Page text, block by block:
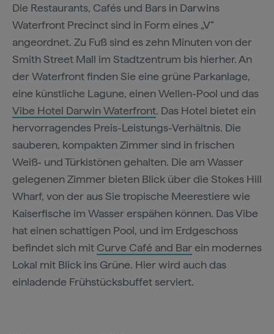
Die Restaurants, Cafés und Bars in Darwins
Waterfront Precinct sind in Form eines „V“
angeordnet. Zu Fuß sind es zehn Minuten von der
Smith Street Mall im Stadtzentrum bis hierher. An
der Waterfront finden Sie eine grüne Parkanlage,
eine künstliche Lagune, einen Wellen-Pool und das
Vibe Hotel Darwin Waterfront. Das Hotel bietet ein
hervorragendes Preis-Leistungs-Verhältnis. Die
sauberen, kompakten Zimmer sind in frischen
Weiß‑ und Türkistönen gehalten. Die am Wasser
gelegenen Zimmer bieten Blick über die Stokes Hill
Wharf, von der aus Sie tropische Meerestiere wie
Kaiserfische im Wasser erspähen können. Das Vibe
hat einen schattigen Pool, und im Erdgeschoss
befindet sich mit Curve Café and Barein modernes
Lokal mit Blick ins Grüne. Hier wird auch das
einladende Frühstücksbuffet serviert.